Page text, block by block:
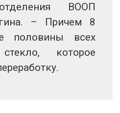
ВООП
– Причем 8
половины всех
которое